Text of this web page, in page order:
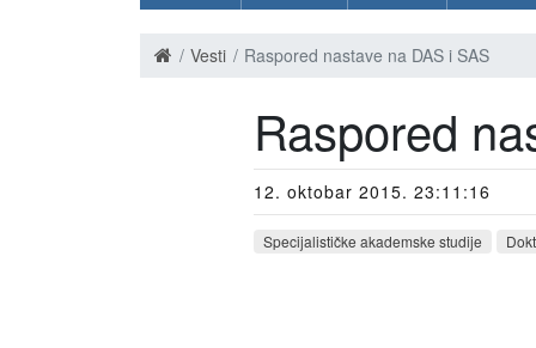
Vesti Raspored nastave na DAS i SAS
Raspored
12. oktobar 2015. 23:11:16
Specijalističke akademske studije